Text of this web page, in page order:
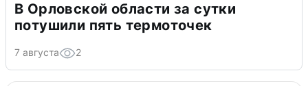
В Орловской области за сутки
потушили пять термоточек
7 августа 2